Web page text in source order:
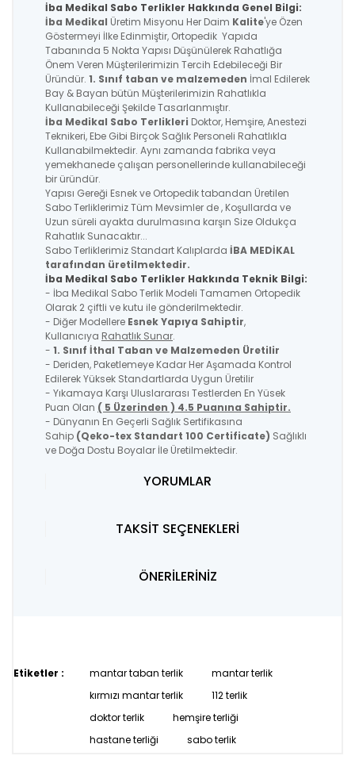
İba Medikal Sabo Terlikler Hakkında Genel Bilgi:
İba Medikal Üretim Misyonu Her Daim Kalite'ye Özen
Göstermeyi İlke Edinmiştir, Ortopedik Yapıda
Tabanında 5 Nokta Yapısı Düşünülerek Rahatlığa
Önem Veren Müşterilerimizin Tercih Edebileceği Bir
Üründür. 1. Sınıf taban ve malzemeden İmal Edilerek
Bay & Bayan bütün Müşterilerimizin Rahatlıkla
Kullanabileceği Şekilde Tasarlanmıştır.
İba Medikal Sabo Terlikleri Doktor, Hemşire, Anestezi
Teknikeri, Ebe Gibi Birçok Sağlık Personeli Rahatlıkla
Kullanabilmektedir. Aynı zamanda fabrika veya
yemekhanede çalışan personellerinde kullanabileceği
bir üründür.
Yapısı Gereği Esnek ve Ortopedik tabandan Üretilen
Sabo Terliklerimiz Tüm Mevsimler de , Koşullarda ve
Uzun süreli ayakta durulmasına karşın Size Oldukça
Rahatlık Sunacaktır...
Sabo Terliklerimiz Standart Kalıplarda İBA MEDİKAL
tarafından üretilmektedir.
İba Medikal Sabo Terlikler Hakkında Teknik Bilgi:
- İba Medikal Sabo Terlik Modeli Tamamen Ortopedik
Olarak 2 çiftli ve kutu ile gönderilmektedir.
- Diğer Modellere Esnek Yapıya Sahiptir,
Kullanıcıya Rahatlık Sunar.
- 1. Sınıf İthal Taban ve Malzemeden Üretilir
- Deriden, Paketlemeye Kadar Her Aşamada Kontrol
Edilerek Yüksek Standartlarda Uygun Üretilir
- Yıkamaya Karşı Uluslararası Testlerden En Yüsek
Puan Olan ( 5 Üzerinden ) 4.5 Puanına Sahiptir.
- Dünyanın En Geçerli Sağlık Sertifikasına
Sahip (Qeko-tex Standart 100 Certificate) Sağlıklı
ve Doğa Dostu Boyalar İle Üretilmektedir.
YORUMLAR
TAKSİT SEÇENEKLERİ
ÖNERİLERİNİZ
Etiketler : mantar taban terlik
mantar terlik
kırmızı mantar terlik
112 terlik
doktor terlik
hemşire terliği
hastane terliği
sabo terlik